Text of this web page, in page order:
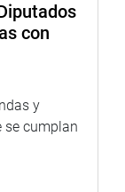
comunidad
de la
más de 65
de más de 30
Asia y África,
con
y
se cumplan